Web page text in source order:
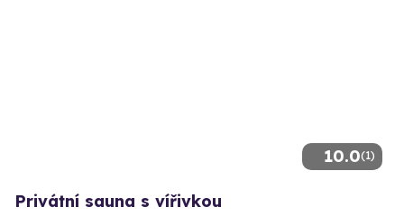
10.0(1)
Privátní sauna s vířivkou